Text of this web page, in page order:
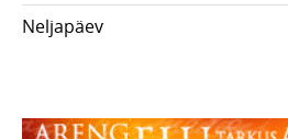
Neljapäev